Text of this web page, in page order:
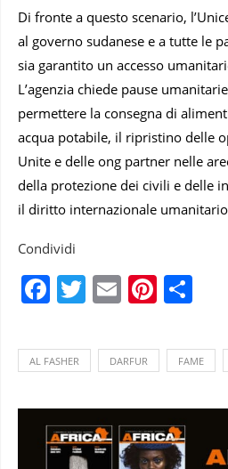
Di fronte a questo scenario,
al governo sudanese e a tutte le
sia garantito un accesso
L’agenzia chiede pause
permettere la consegna di
acqua potabile, il ripristino delle
Unite e delle ong partner nelle
della protezione dei civili e delle
il diritto internazionale
Condividi
Facebook
Twitter
Email
AL FASHER DARFUR FAME